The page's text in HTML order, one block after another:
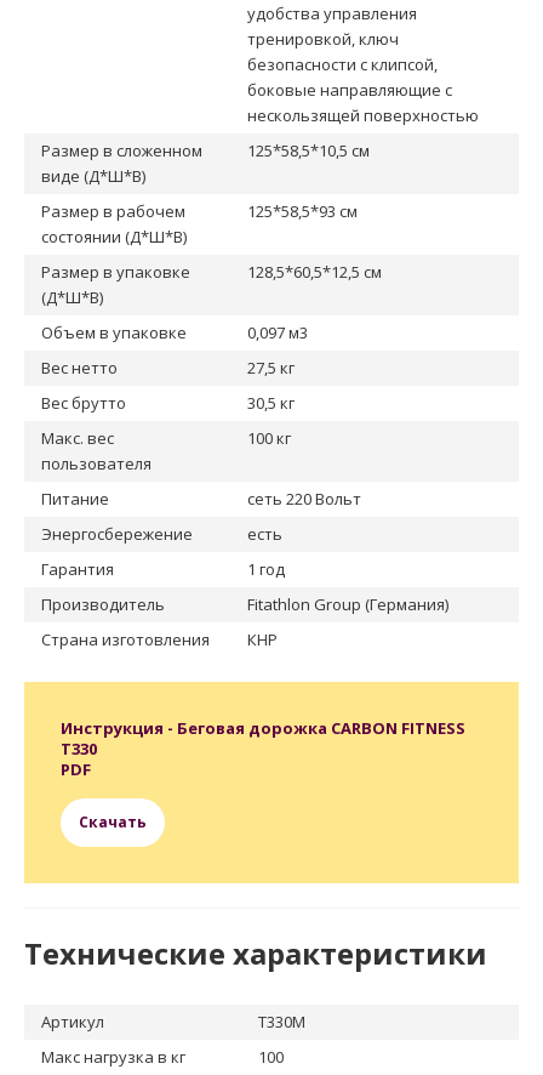
удобства управления
тренировкой, ключ
безопасности с клипсой,
боковые направляющие с
нескользящей поверхностью
Размер в сложенном
виде (Д*Ш*В)
125*58,5*10,5 см
Размер в рабочем
состоянии (Д*Ш*В)
125*58,5*93 см
Размер в упаковке
(Д*Ш*В)
128,5*60,5*12,5 см
Объем в упаковке
0,097 м3
Вес нетто
27,5 кг
Вес брутто
30,5 кг
Макс. вес
пользователя
100 кг
Питание
сеть 220 Вольт
Энергосбережение
есть
Гарантия
1 год
Производитель
Fitathlon Group (Германия)
Страна изготовления
КНР
Инструкция - Беговая дорожка CARBON FITNESS
T330
PDF
Скачать
Технические характеристики
Артикул
T330M
Макс нагрузка в кг
100